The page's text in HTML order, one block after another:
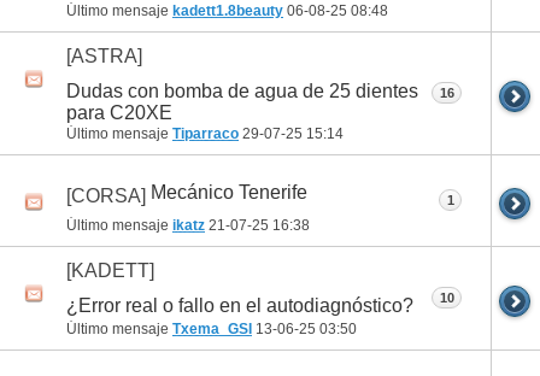
Último mensaje kadett1.8beauty 06-08-25 08:48
[ASTRA]
Dudas con bomba de agua de 25 dientes
para C20XE
Último mensaje Tiparraco 29-07-25 15:14
16
[CORSA] Mecánico Tenerife
Último mensaje ikatz 21-07-25 16:38
1
[KADETT]
¿Error real o fallo en el autodiagnóstico?
Último mensaje Txema_GSI 13-06-25 03:50
10